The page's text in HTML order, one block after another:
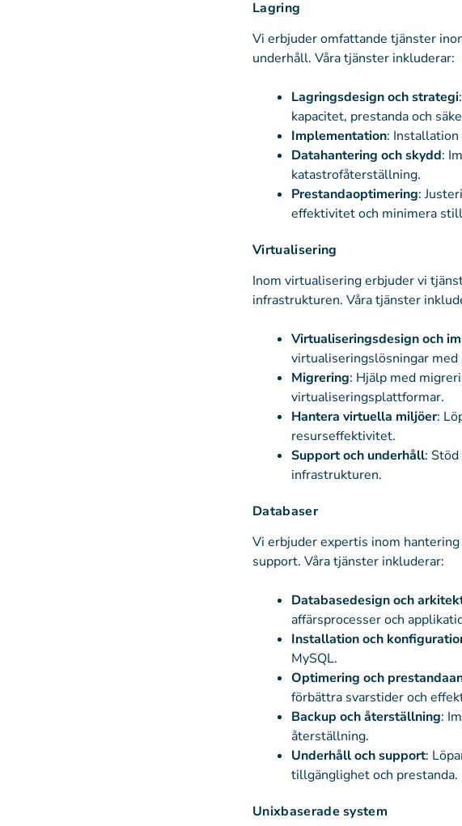
Lagring
Vi erbjuder omfattande tjänster
underhåll. Våra tjänster inkluderar:
Lagringsdesign och strategi
kapacitet, prestanda och
Implementation:
Datahantering och skydd:
katastrofåterställning.
Prestandaoptimering:
effektivitet och minimera
Virtualisering
Inom virtualisering erbjuder vi
infrastrukturen. Våra tjänster
Virtualiseringsdesign och
virtualiseringslösningar
Migrering: Hjälp med
virtualiseringsplattformar.
Hantera virtuella miljöer:
resurseffektivitet.
Support och underhåll:
infrastrukturen.
Databaser
Vi erbjuder expertis inom
support. Våra tjänster inkluderar:
Databasedesign och
affärsprocesser och
Installation och
MySQL.
Optimering och
förbättra svarstider och
Backup och återställning:
återställning.
Underhåll och support:
tillgänglighet och prestanda.
Unixbaserade system